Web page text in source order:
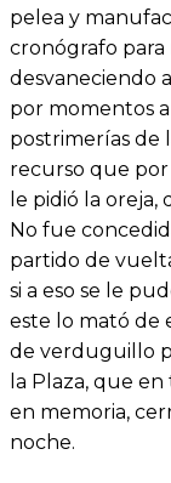
pelea y
cronógrafo para
desvaneciendo
por momentos
postrimerías de
recurso que por
le pidió la
No fue
partido de
si a eso se le
este lo mató de
de verduguillo
la Plaza, que
en memoria,
noche.